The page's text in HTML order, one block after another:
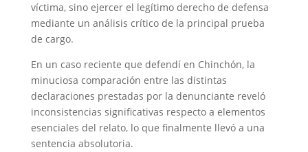
víctima, sino ejercer el legítimo derecho de defensa
mediante un análisis crítico de la principal prueba
de cargo.
En un caso reciente que defendí en Chinchón, la
minuciosa comparación entre las distintas
declaraciones prestadas por la denunciante reveló
inconsistencias significativas respecto a elementos
esenciales del relato, lo que finalmente llevó a una
sentencia absolutoria.